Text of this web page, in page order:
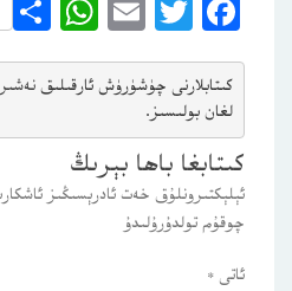
Facebook
Twitter
Email
كىتابلارنى چۈشۈرۈش ئارقىلىق
لغان بولىسىز.
كىتابغا باھا بېرىڭ
ئېلېكتىرونلۇق خەت ئادرېسىڭىز
چوقۇم تولدۇرۇلىدۇ
ئاتى *